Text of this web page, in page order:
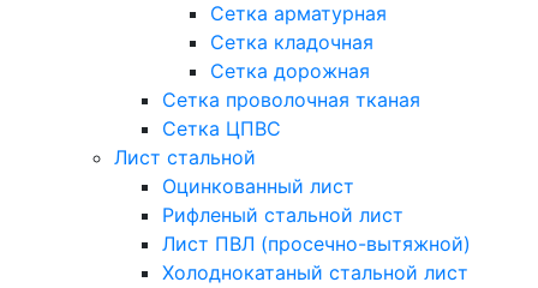
Сетка арматурная
Сетка кладочная
Сетка дорожная
Сетка проволочная тканая
Сетка ЦПВС
Лист стальной
Оцинкованный лист
Рифленый стальной лист
Лист ПВЛ (просечно-вытяжной)
Холоднокатаный стальной лист